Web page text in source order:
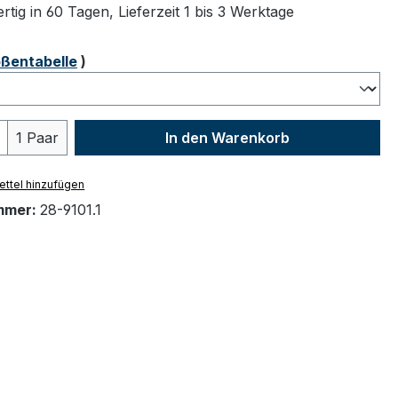
in 60 Tagen, Lieferzeit 1 bis 3 Werktage
)
Anzahl: Gib den gewünschten Wert
1 Paar In den Warenkorb
hinzufügen
28-9101.1